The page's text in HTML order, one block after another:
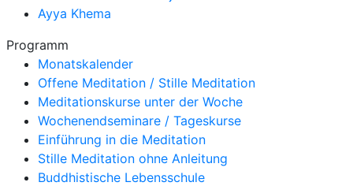
Ayya Khema
Programm
Monatskalender
Offene Meditation / Stille Meditation
Meditationskurse unter der Woche
Wochenendseminare / Tageskurse
Einführung in die Meditation
Stille Meditation ohne Anleitung
Buddhistische Lebensschule